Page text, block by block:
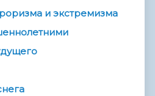
и экстремизма